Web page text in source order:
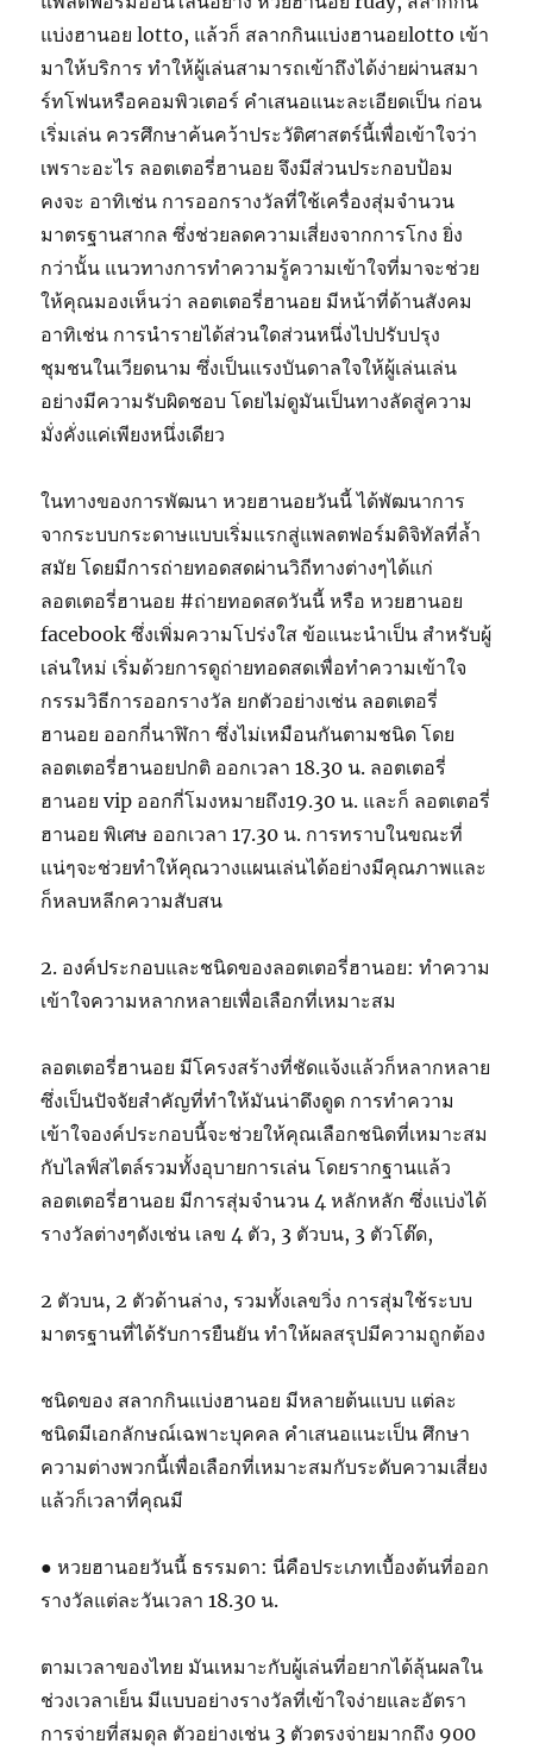
แบ่งฮานอย lotto, แล้วก็ สลากกินแบ่งฮานอยlotto เข้า
มาให้บริการ ทำให้ผู้เล่นสามารถเข้าถึงได้ง่ายผ่านสมา
ร์ทโฟนหรือคอมพิวเตอร์ คำเสนอแนะละเอียดเป็น ก่อน
เริ่มเล่น ควรศึกษาค้นคว้าประวัติศาสตร์นี้เพื่อเข้าใจว่า
เพราะอะไร ลอตเตอรี่ฮานอย จึงมีส่วนประกอบป้อม
คงจะ อาทิเช่น การออกรางวัลที่ใช้เครื่องสุ่มจำนวน
มาตรฐานสากล ซึ่งช่วยลดความเสี่ยงจากการโกง ยิ่ง
กว่านั้น แนวทางการทำความรู้ความเข้าใจที่มาจะช่วย
ให้คุณมองเห็นว่า ลอตเตอรี่ฮานอย มีหน้าที่ด้านสังคม
อาทิเช่น การนำรายได้ส่วนใดส่วนหนึ่งไปปรับปรุง
ชุมชนในเวียดนาม ซึ่งเป็นแรงบันดาลใจให้ผู้เล่นเล่น
อย่างมีความรับผิดชอบ โดยไม่ดูมันเป็นทางลัดสู่ความ
มั่งคั่งแค่เพียงหนึ่งเดียว
ในทางของการพัฒนา หวยฮานอยวันนี้ ได้พัฒนาการ
จากระบบกระดาษแบบเริ่มแรกสู่แพลตฟอร์มดิจิทัลที่ล้ำ
สมัย โดยมีการถ่ายทอดสดผ่านวิถีทางต่างๆได้แก่
ลอตเตอรี่ฮานอย #ถ่ายทอดสดวันนี้ หรือ หวยฮานอย
facebook ซึ่งเพิ่มความโปร่งใส ข้อแนะนำเป็น สำหรับผู้
เล่นใหม่ เริ่มด้วยการดูถ่ายทอดสดเพื่อทำความเข้าใจ
กรรมวิธีการออกรางวัล ยกตัวอย่างเช่น ลอตเตอรี่
ฮานอย ออกกี่นาฬิกา ซึ่งไม่เหมือนกันตามชนิด โดย
ลอตเตอรี่ฮานอยปกติ ออกเวลา 18.30 น. ลอตเตอรี่
ฮานอย vip ออกกี่โมงหมายถึง19.30 น. และก็ ลอตเตอรี่
ฮานอย พิเศษ ออกเวลา 17.30 น. การทราบในขณะที่
แน่ๆจะช่วยทำให้คุณวางแผนเล่นได้อย่างมีคุณภาพและ
ก็หลบหลีกความสับสน
2. องค์ประกอบและชนิดของลอตเตอรี่ฮานอย: ทำความ
เข้าใจความหลากหลายเพื่อเลือกที่เหมาะสม
ลอตเตอรี่ฮานอย มีโครงสร้างที่ชัดแจ้งแล้วก็หลากหลาย
ซึ่งเป็นปัจจัยสำคัญที่ทำให้มันน่าดึงดูด การทำความ
เข้าใจองค์ประกอบนี้จะช่วยให้คุณเลือกชนิดที่เหมาะสม
กับไลฟ์สไตล์รวมทั้งอุบายการเล่น โดยรากฐานแล้ว
ลอตเตอรี่ฮานอย มีการสุ่มจำนวน 4 หลักหลัก ซึ่งแบ่งได้
รางวัลต่างๆดังเช่น เลข 4 ตัว, 3 ตัวบน, 3 ตัวโต๊ด,
2 ตัวบน, 2 ตัวด้านล่าง, รวมทั้งเลขวิ่ง การสุ่มใช้ระบบ
มาตรฐานที่ได้รับการยืนยัน ทำให้ผลสรุปมีความถูกต้อง
ชนิดของ สลากกินแบ่งฮานอย มีหลายต้นแบบ แต่ละ
ชนิดมีเอกลักษณ์เฉพาะบุคคล คำเสนอแนะเป็น ศึกษา
ความต่างพวกนี้เพื่อเลือกที่เหมาะสมกับระดับความเสี่ยง
แล้วก็เวลาที่คุณมี
● หวยฮานอยวันนี้ ธรรมดา: นี่คือประเภทเบื้องต้นที่ออก
รางวัลแต่ละวันเวลา 18.30 น.
ตามเวลาของไทย มันเหมาะกับผู้เล่นที่อยากได้ลุ้นผลใน
ช่วงเวลาเย็น มีแบบอย่างรางวัลที่เข้าใจง่ายและอัตรา
การจ่ายที่สมดุล ตัวอย่างเช่น 3 ตัวตรงจ่ายมากถึง 900